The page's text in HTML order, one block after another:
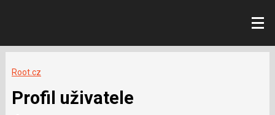
Root.cz
Profil uživatele